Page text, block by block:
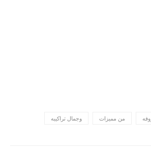
من مميزات وجمال تراكيبه